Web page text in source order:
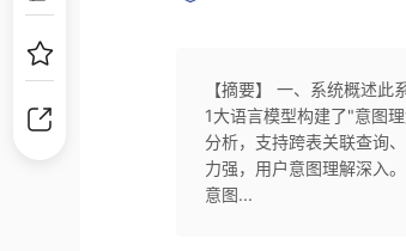
【摘要】 一、系统概述
1大语言模型构建了"意图
分析，支持跨表关联查询
力强，用户意图理解深入
意图...